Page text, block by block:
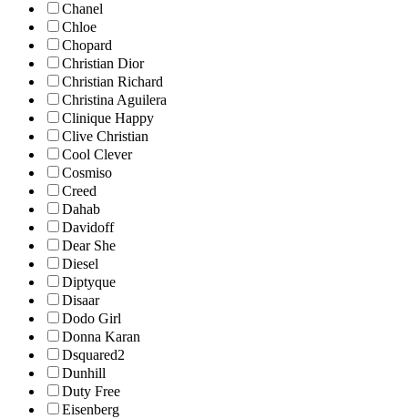
Chanel
Chloe
Chopard
Christian Dior
Christian Richard
Christina Aguilera
Clinique Happy
Clive Christian
Cool Clever
Cosmiso
Creed
Dahab
Davidoff
Dear She
Diesel
Diptyque
Disaar
Dodo Girl
Donna Karan
Dsquared2
Dunhill
Duty Free
Eisenberg